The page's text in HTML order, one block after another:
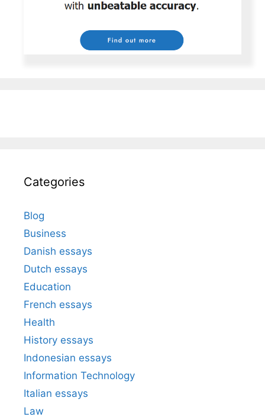
Categories
Blog
Business
Danish essays
Dutch essays
Education
French essays
Health
History essays
Indonesian essays
Information Technology
Italian essays
Law